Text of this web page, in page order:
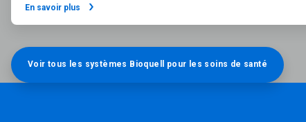
En savoir plus
Voir tous les systèmes Bioquell pour les soins de santé​​​​​​​